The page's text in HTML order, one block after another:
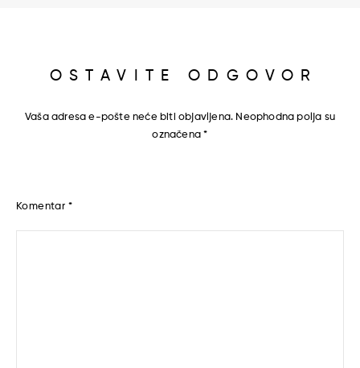
OSTAVITE ODGOVOR
Vaša adresa e-pošte neće biti objavljena. Neophodna polja su
označena*
Komentar *